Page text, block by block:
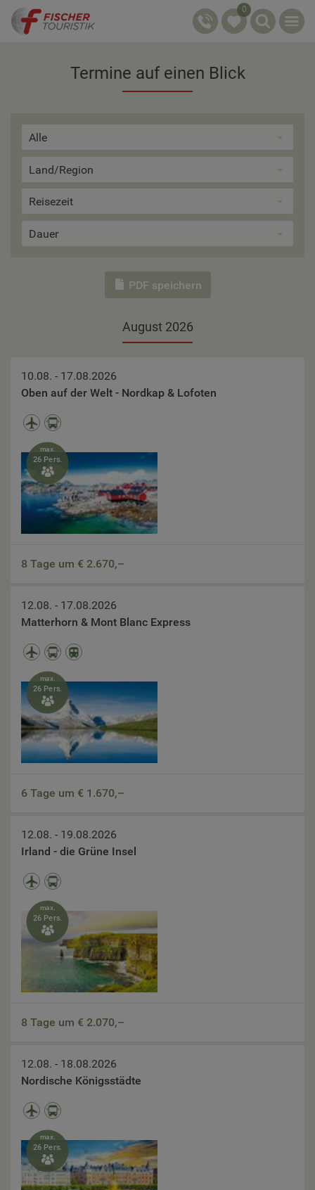
0
Termine auf einen Blick
Alle
Land/Region
Reisezeit
Dauer
PDF speichern
August 2026
10.08. - 17.08.2026
Oben auf der Welt - Nordkap & Lofoten
max.
26 Pers.

8 Tage um € 2.670,–
12.08. - 17.08.2026
Matterhorn & Mont Blanc Express
max.
26 Pers.

6 Tage um € 1.670,–
12.08. - 19.08.2026
Irland - die Grüne Insel
max.
26 Pers.

8 Tage um € 2.070,–
12.08. - 18.08.2026
Nordische Königsstädte
max.
26 Pers.
